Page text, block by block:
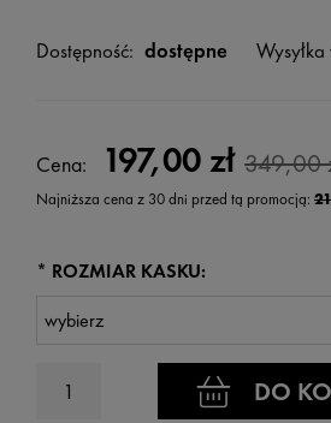
Dostępność: dostępne Wysyłka
Cena: 197,00 zł 349,00
Najniższa cena z 30 dni przed tą promocją:
* ROZMIAR KASKU:
DO